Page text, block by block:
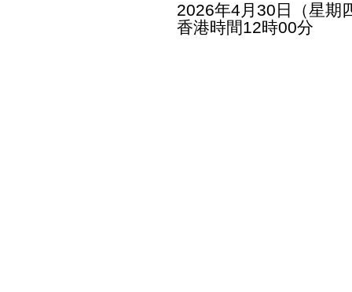
2026年4月30日（星期
香港時間12時00分